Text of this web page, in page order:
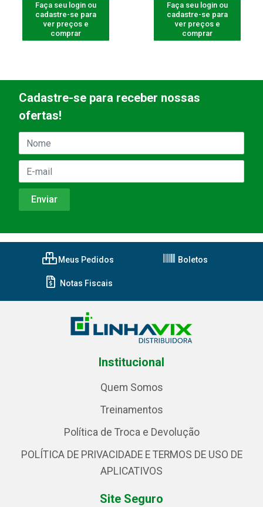
Faça seu login ou
cadastre-se para
ver preços e
comprar
Faça seu login ou
cadastre-se para
ver preços e
comprar
Cadastre-se para receber nossas
ofertas!
Meus Pedidos Boletos
Notas Fiscais
Institucional
Quem Somos
Treinamentos
Política de Troca e Devolução
POLÍTICA DE PRIVACIDADE E TERMOS DE USO DE
APLICATIVOS
Site Seguro